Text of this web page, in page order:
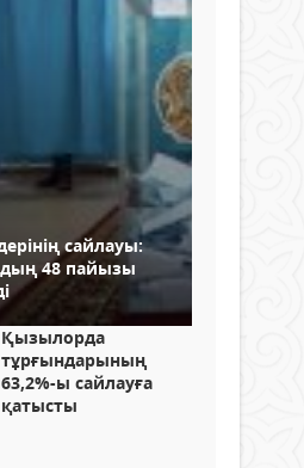
сайлауы:
48 пайызы
Қызылорда
тұрғындарының
63,2%-ы сайлауға
қатысты